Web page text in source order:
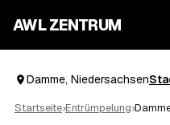
AWL ZENTRUM
Damme, Niedersachsen
Startseite›Entrümpelung›